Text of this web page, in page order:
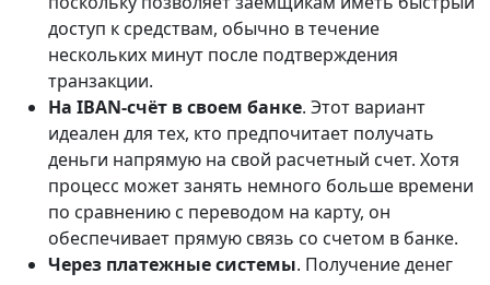
доступ к средствам, обычно в течение
нескольких минут после подтверждения
транзакции.
На IBAN-счёт в своем банке. Этот вариант
идеален для тех, кто предпочитает получать
деньги напрямую на свой расчетный счет. Хотя
процесс может занять немного больше времени
по сравнению с переводом на карту, он
обеспечивает прямую связь со счетом в банке.
Через платежные системы. Получение денег